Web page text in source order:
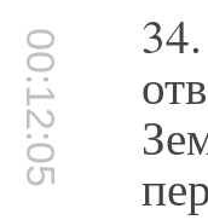
00:12:05